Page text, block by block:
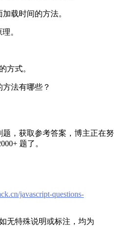
载时间的方法。
。
方式。
法有哪些？
题，获取参考答案，博主正在努
题了。
javascript-questions-
无特殊说明或标注，均为